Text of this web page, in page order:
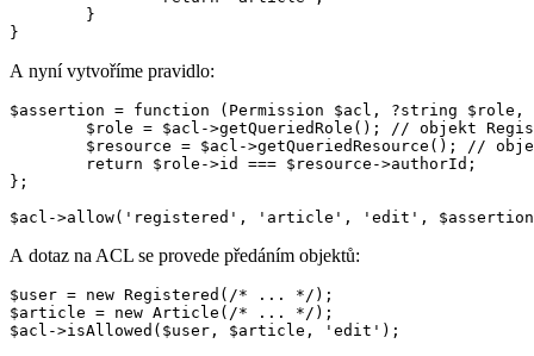
A nyní vytvoříme pravidlo:
$assertion = function (Permission $acl, ?string
};
A dotaz na ACL se provede předáním objektů:
$user = new Registered(/* ... */);
$article = new Article(/* ... */);